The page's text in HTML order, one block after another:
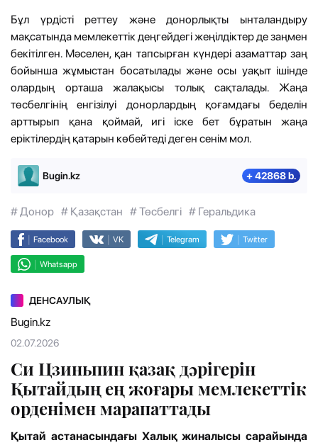
Бұл үрдісті реттеу және донорлықты ынталандыру
мақсатында мемлекеттік деңгейдегі жеңілдіктер де заңмен
бекітілген. Мәселен, қан тапсырған күндері азаматтар заң
бойынша жұмыстан босатылады және осы уақыт ішінде
олардың орташа жалақысы толық сақталады. Жаңа
төсбелгінің енгізілуі донорлардың қоғамдағы беделін
арттырып қана қоймай, игі іске бет бұратын жаңа
еріктілердің қатарын көбейтеді деген сенім мол.
Bugin.kz + 42868 b.
# Донор # Қазақстан # Төсбелгі # Геральдика
| Facebook | VK | Telegram | Twitter
| Whatsapp
ДЕНСАУЛЫҚ
Bugin.kz
02.07.2026
Си Цзиньпин қазақ дәрігерін
Қытайдың ең жоғары мемлекеттік
орденімен марапаттады
Қытай астанасындағы Халық жиналысы сарайында